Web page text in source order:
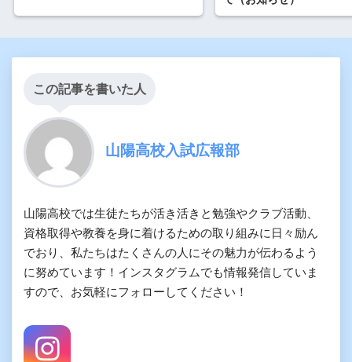
この記事を書いた人
山陽高校入試広報部
山陽高校では生徒たちが活き活きと勉強やクラブ活動、
資格取得や教養を身に着けるための取り組みに日々励ん
でおり、私たちはたくさんの人にその魅力が伝わるよう
に努めています！インスタグラムでも情報発信していま
すので、お気軽にフォローしてください！